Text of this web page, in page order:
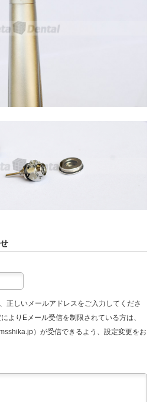
正しいメールアドレスをご入力してくださ
よりEメール受信を制限されている方は、
）が受信できるよう、設定変更をお